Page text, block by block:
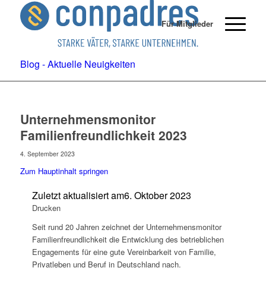
Für Mitglieder
Blog - Aktuelle Neuigkeiten
Unternehmensmonitor
Familienfreundlichkeit 2023
4. September 2023
Zum Hauptinhalt springen
Zuletzt aktualisiert am6. Oktober 2023
Drucken
Seit rund 20 Jahren zeichnet der Unternehmensmonitor
Familienfreundlichkeit die Entwicklung des betrieblichen
Engagements für eine gute Vereinbarkeit von Familie,
Privatleben und Beruf in Deutschland nach.